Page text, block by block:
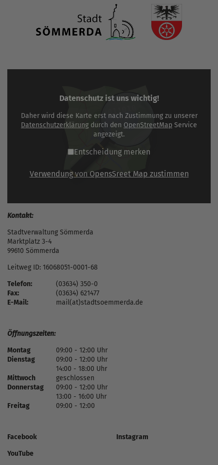
Datenschutz ist uns wichtig!
Daher wird diese Karte erst nach Zustimmung zu unserer
Datenschutzerklärung durch den OpenStreetMap Service
angezeigt.
Entscheidung merken
Verwendung von OpensSreet Map zustimmen
Kontakt:
Stadtverwaltung Sömmerda
Marktplatz 3-4
99610 Sömmerda
Leitweg ID: 16068051-0001-68
Telefon:
(03634) 350-0
Fax:
(03634) 621477
E-Mail:
mail(at)stadtsoemmerda.de
Öffnungszeiten:
Montag
09:00 - 12:00 Uhr
Dienstag
09:00 - 12:00 Uhr
14:00 - 18:00 Uhr
Mittwoch
geschlossen
Donnerstag
09:00 - 12:00 Uhr
13:00 - 16:00 Uhr
Freitag
09:00 - 12:00
Facebook
Instagram
YouTube